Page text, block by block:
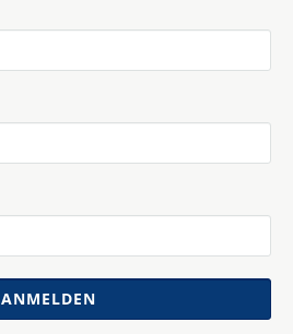
ANMELDEN